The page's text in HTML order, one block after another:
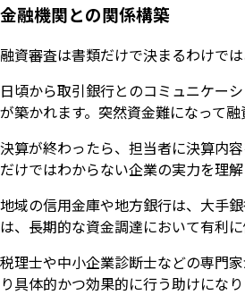
金融機関との関係構築
融資審査は書類だけで決まるわけで
日頃から取引銀行とのコミュニケー
が築かれます。突然資金難になって
決算が終わったら、担当者に決算内
だけではわからない企業の実力を理
地域の信用金庫や地方銀行は、大手
は、長期的な資金調達において有利に
税理士や中小企業診断士などの専門
り具体的かつ効果的に行う助けになり